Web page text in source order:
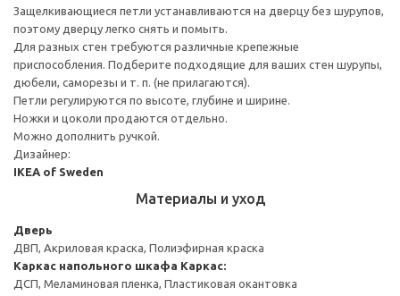
Защелкивающиеся петли устанавливаются на дверцу без шурупов,
поэтому дверцу легко снять и помыть.
Для разных стен требуются различные крепежные
приспособления. Подберите подходящие для ваших стен шурупы,
дюбели, саморезы и т. п. (не прилагаются).
Петли регулируются по высоте, глубине и ширине.
Ножки и цоколи продаются отдельно.
Можно дополнить ручкой.
Дизайнер:
IKEA of Sweden
Материалы и уход
Дверь
ДВП, Акриловая краска, Полиэфирная краска
Каркас напольного шкафа Каркас:
ДСП, Меламиновая пленка, Пластиковая окантовка